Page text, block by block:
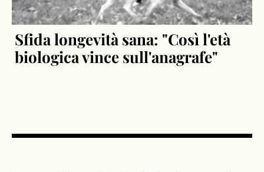
Sfida longevità sana: "Così l'età
biologica vince sull'anagrafe"